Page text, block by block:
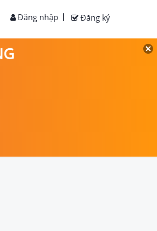
Đăng ký
Đăng nhập